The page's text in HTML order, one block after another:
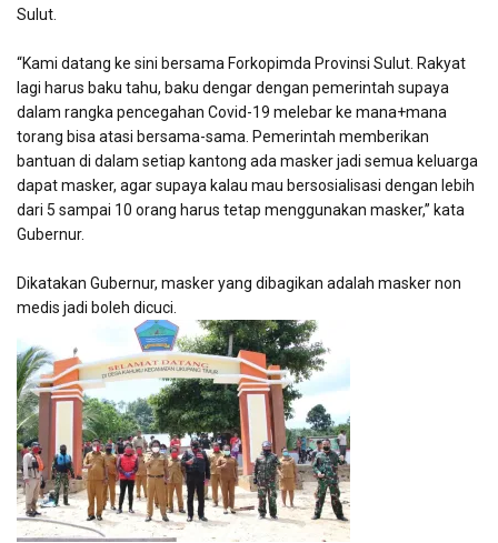
Sulut.
“Kami datang ke sini bersama Forkopimda Provinsi Sulut. Rakyat
lagi harus baku tahu, baku dengar dengan pemerintah supaya
dalam rangka pencegahan Covid-19 melebar ke mana+mana
torang bisa atasi bersama-sama. Pemerintah memberikan
bantuan di dalam setiap kantong ada masker jadi semua keluarga
dapat masker, agar supaya kalau mau bersosialisasi dengan lebih
dari 5 sampai 10 orang harus tetap menggunakan masker,” kata
Gubernur.
Dikatakan Gubernur, masker yang dibagikan adalah masker non
medis jadi boleh dicuci.